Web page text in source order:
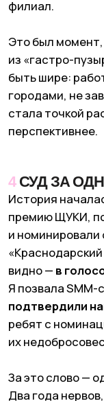
то личное.
фуд-коллаборация
До этого мы
форматы, а тут
руками. И это было
панкейки с
какашки с глазами
Мы былимолодые,
коллаборация
того периода.
медиа может
и становиться